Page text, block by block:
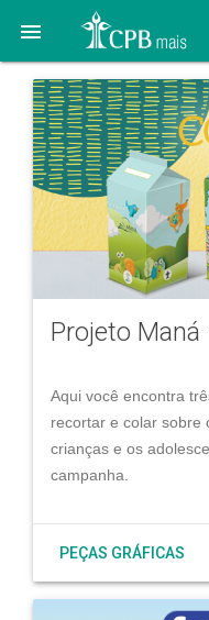

Projeto Maná
Aqui você encontra
recortar e colar sobre
crianças e os
campanha.
PEÇAS GRÁFICAS